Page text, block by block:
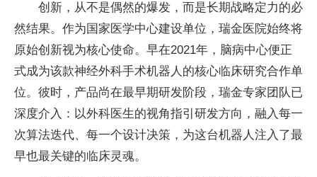
创新，从不是偶然的爆发，而是长期战略定力的必
然结果。作为国家医学中心建设单位，瑞金医院始终将
原始创新视为核心使命。早在2021年，脑病中心便正
式成为该款神经外科手术机器人的核心临床研究合作单
位。彼时，产品尚在最早期研发阶段，瑞金专家团队已
深度介入：以外科医生的视角指引研发方向，融入每一
次算法迭代、每一个设计决策，为这台机器人注入了最
早也最关键的临床灵魂。